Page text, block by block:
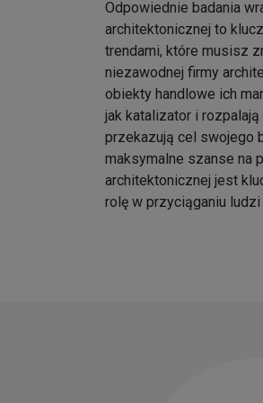
Odpowiednie badania
architektonicznej to
trendami, które musisz
niezawodnej firmy
obiekty handlowe ich
jak katalizator i
przekazują cel swojego
maksymalne szanse na
architektonicznej jest
rolę w przyciąganiu ludzi